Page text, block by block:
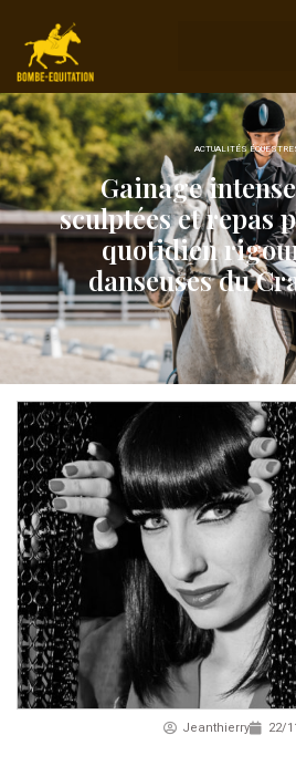
ACTUALITÉS
Gainage
sculptées et repas
quotidien
danseuses du
Jeanthierry 22/